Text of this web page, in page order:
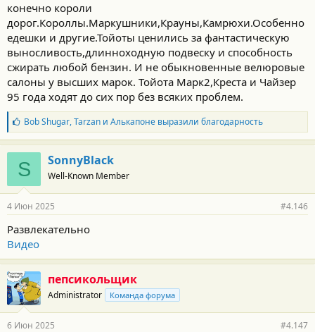
конечно короли
дорог.Короллы.Маркушники,Крауны,Камрюхи.Особенно
едешки и другие.Тойоты ценились за фантастическую
выносливость,длинноходную подвеску и способность
сжирать любой бензин. И не обыкновенные велюровые
салоны у высших марок. Тойота Марк2,Креста и Чайзер
95 года ходят до сих пор без всяких проблем.
Б
л
а
г
о
д
а
н
с
т
и
:
Bob Shugar,Tarzanи Алькапоневыразили благодарность
S SonnyBlack
Well-Known Member
4 Июн 2025 #4.146
Развлекательно
Видео
пепсикольщик
Administrator Команда форума
6 Июн 2025 #4.147